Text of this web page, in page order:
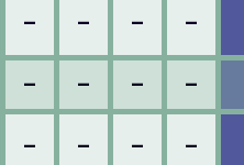
– – – –
– – – –
– – – –